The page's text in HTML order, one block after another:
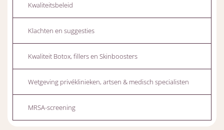
Kwaliteitsbeleid
Klachten en suggesties
Kwaliteit Botox, fillers en Skinboosters
Wetgeving privéklinieken, artsen & medisch specialisten
MRSA-screening